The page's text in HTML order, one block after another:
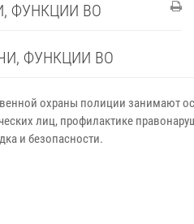
ФУНКЦИИ ВО
ФУНКЦИИ ВО
охраны полиции занимают
лиц, профилактике
и безопасности.